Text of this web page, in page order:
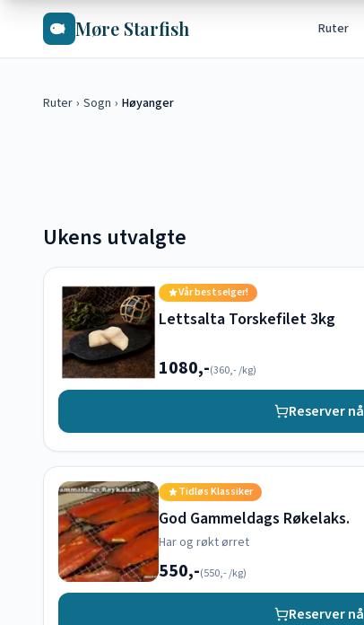
Hopp til hovedinnhold
Møre Starfish Ruter
Ruter › Sogn › Høyanger
Ukens utvalgte
Vår bestselger!
Lettsalta Torskefilet 3kg
1080,-(360,-/kg)
Reserver nå
Tidløs Klassiker
God Gammeldags Røkelaks.
Har og røkt ørret
550,-(550,-/kg)
Reserver nå